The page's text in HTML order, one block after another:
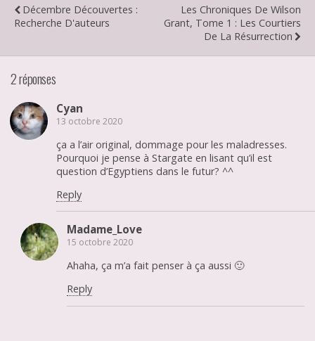
Décembre Découvertes :
Recherche D'auteurs
Les Chroniques De Wilson
Grant, Tome 1 : Les Courtiers
De La Résurrection
2 réponses
Cyan
13 octobre 2020
ça a l’air original, dommage pour les maladresses.
Pourquoi je pense à Stargate en lisant qu’il est
question d’Egyptiens dans le futur? ^^
Reply
Madame_Love
15 octobre 2020
Ahaha, ça m’a fait penser à ça aussi 🙂
Reply